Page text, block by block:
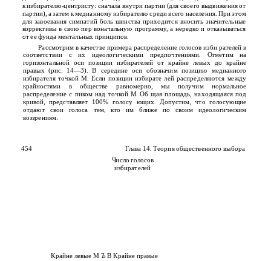
к избирателю-центристу: сначала внутри партии (для своего выдвижения от
партии), а затем к медианному избирателю среди всего населения. При этом
для завоевания симпатий боль­ шинства приходится вносить значительные
коррективы в свою пер­ воначальную программу, а нередко и отказываться
от ее фунда­ ментальных принципов.
Рассмотрим в качестве примера распределение голосов изби­ рателей в
соответствии с их идеологическими предпочтениями. Отметим на
горизонтальной оси позиции избирателей от крайне левых до крайне
правых (рис. 14—3). В середине оси обозначим позицию медианного
избирателя точкой М. Если позиции избирате­ лей распределяются между
крайностями в обществе равномерно, мы получим нормальное
распределение с пиком над точкой М Об­ щая площадь, находящаяся под
кривой, представляет 100% голосу­ ющих. Допустим, что голосующие
отдают свои голоса тем, кто им ближе по своим идеологическим
воззрениям.
454 Глава 14. Теория общественного выбора
Число голосов
избирателей
Крайне левые М ЪВ Крайне правые